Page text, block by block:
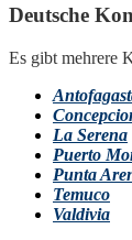
Deutsche
Es gibt mehrere
La Serena
Puerto
Punta
Temuco
Valdivia